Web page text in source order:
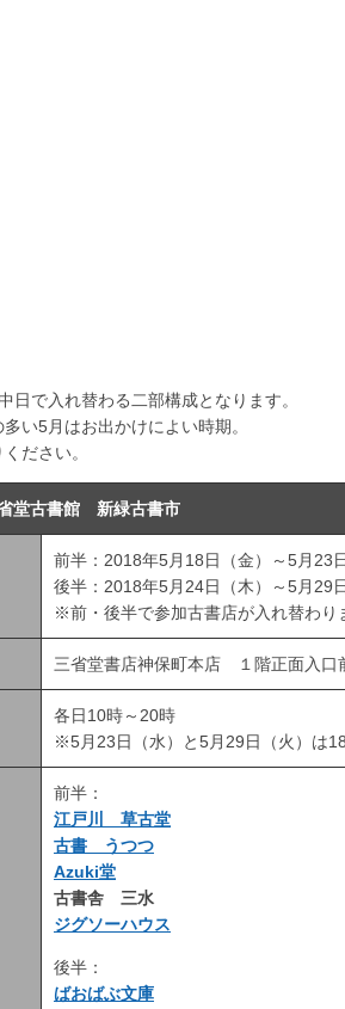
で入れ替わる二部構成となります。
い5月はお出かけによい時期。
ださい。
堂古書館 新緑古書市
前半：2018年5月18日（金）～5月23
後半：2018年5月24日（木）～5月29
※前・後半で参加古書店が入れ替わり
三省堂書店神保町本店 １階正面入口
各日10時～20時
※5月23日（水）と5月29日（火）は
前半：
江戸川 草古堂
古書 うつつ
Azuki堂
古書舎 三水
ジグソーハウス
後半：
ばおばぶ文庫